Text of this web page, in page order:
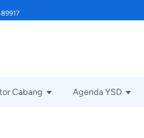
Cabang Agenda YSD